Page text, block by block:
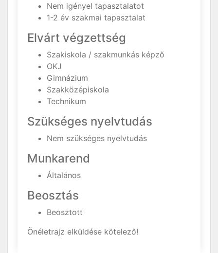
Nem igényel tapasztalatot
1-2 év szakmai tapasztalat
Elvárt végzettség
Szakiskola / szakmunkás képző
OKJ
Gimnázium
Szakközépiskola
Technikum
Szükséges nyelvtudás
Nem szükséges nyelvtudás
Munkarend
Általános
Beosztás
Beosztott
Önéletrajz elküldése kötelező!